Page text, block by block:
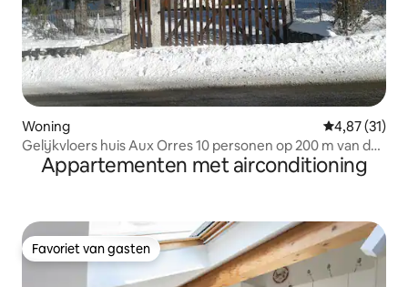
Woning Gemiddelde
4,87 (31)
Gelijkvloers huis Aux Orres 10 personen op 200 m van de
pistes
Appartementen met airconditioning
Favoriet van gasten
Favoriet van gasten